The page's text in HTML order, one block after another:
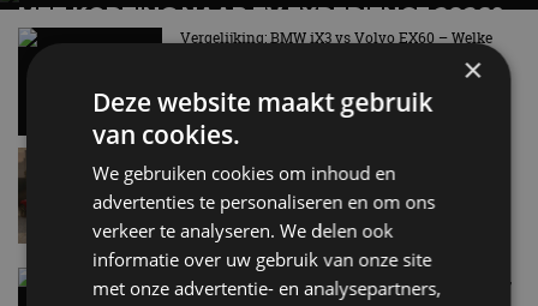
MET KORTING NAAR EV EXPERIENCE 2026?
AUTORAI REGELT HET!Vergelijking: BMW iX3 vs Volvo EX60 – Welke
speciale editie
9:33
Carbon fibre op je laadkabel: nergens voor nodig,
en precies daarom geweldig
×
Deze website maakt gebruik
van cookies.
We gebruiken cookies om inhoud en
advertenties te personaliseren en om ons
verkeer te analyseren. We delen ook
informatie over uw gebruik van onze site
met onze advertentie- en analysepartners,